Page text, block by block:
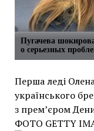
Пугачева
о серьезных
Перша леді
українського
з прем’єром
ФОТО GETTY